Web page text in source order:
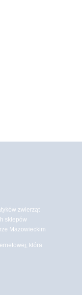
zwierząt
sklepów
Mazowieckim
która